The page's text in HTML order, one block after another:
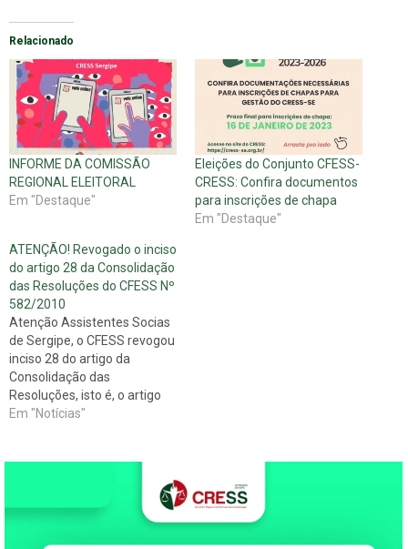
Relacionado
INFORME DA COMISSÃO
REGIONAL ELEITORAL
Em "Destaque"
Eleições do Conjunto CFESS-
CRESS: Confira documentos
para inscrições de chapa
Em "Destaque"
ATENÇÃO! Revogado o inciso
do artigo 28 da Consolidação
das Resoluções do CFESS Nº
582/2010
Atenção Assistentes Socias
de Sergipe, o CFESS revogou
inciso 28 do artigo da
Consolidação das
Resoluções, isto é, o artigo
que diz respeito aos
publicação no Diário Oficial e
atenção para os ítens em
Em "Notícias"